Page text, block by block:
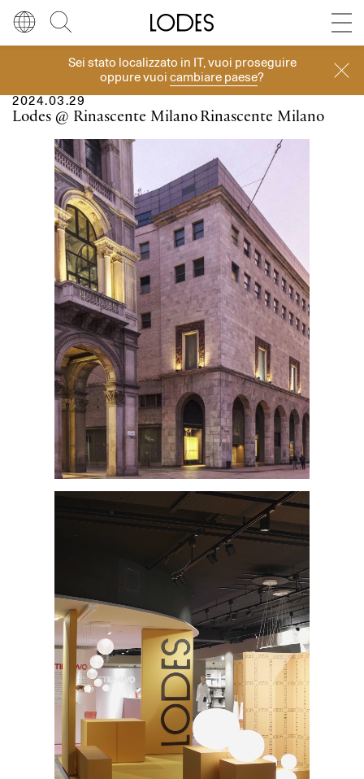
Sei stato localizzato in IT, vuoi proseguire
oppure vuoicambiare paese?
LinguaItaliano
Italiano
English
Français
Deutsch
Español
Русский
简体中文
RegioneEuropa
Europa
Nord America
Resto del mondo
Store locator Press room
Diesel Living with Lodes
Eventi
2024.03.29
Lodes @ Rinascente Milano Rinascente Milano